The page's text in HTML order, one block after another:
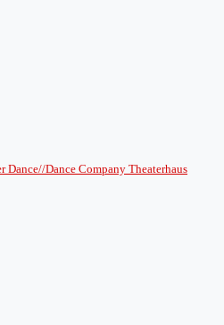
Dance//Dance Company Theaterhaus